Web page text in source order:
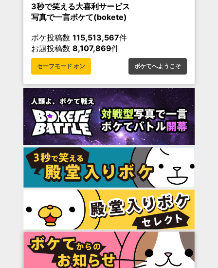
3秒で笑える大喜利サービス
写真で一言ボケて(bokete)
ボケ投稿数 115,513,567件
お題投稿数 8,107,869件
セーフモード オン ボケてへようこそ